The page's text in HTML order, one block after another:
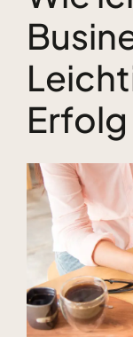
Free Inspiration
Kontakt
Zeige
grösseres
Bild